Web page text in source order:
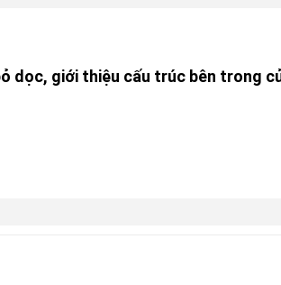
dọc, giới thiệu cấu trúc bên trong